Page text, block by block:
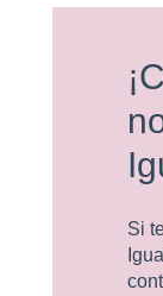
Si